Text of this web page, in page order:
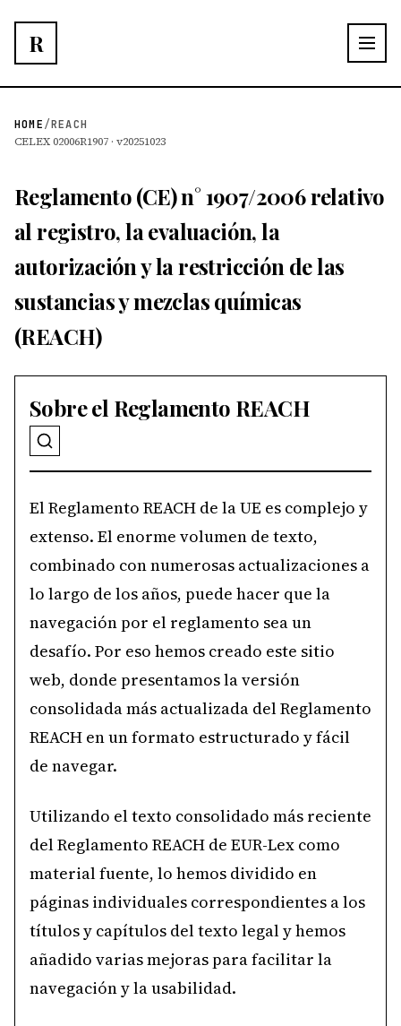
R
HOME/REACH
CELEX 02006R1907 · v20251023
Reglamento (CE) n° 1907/2006 relativo
al registro, la evaluación, la
autorización y la restricción de las
sustancias y mezclas químicas
(REACH)
Sobre el Reglamento REACH
El Reglamento REACH de la UE es complejo y
extenso. El enorme volumen de texto,
combinado con numerosas actualizaciones a
lo largo de los años, puede hacer que la
navegación por el reglamento sea un
desafío. Por eso hemos creado este sitio
web, donde presentamos la versión
consolidada más actualizada del Reglamento
REACH en un formato estructurado y fácil
de navegar.
Utilizando el texto consolidado más reciente
del Reglamento REACH de EUR-Lex como
material fuente, lo hemos dividido en
páginas individuales correspondientes a los
títulos y capítulos del texto legal y hemos
añadido varias mejoras para facilitar la
navegación y la usabilidad.